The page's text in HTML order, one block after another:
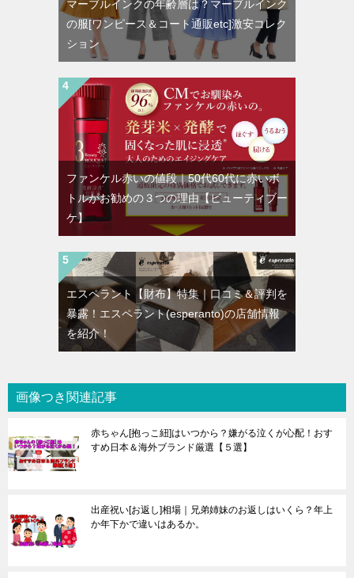
マーブルインクの年齢層は？マーブルインク
の服[ワンピース＆コート通販etc]激安コレク
ション
ファンケル赤いの値段｜50代60代に赤いボ
トルがお勧めの３つの理由【ビューティブー
ケ】
エスペラント【財布】特集｜口コミ＆評判を
暴露！エスペラント(esperanto)の店舗情報
を紹介！
画像つき関連記事
赤ちゃん[抱っこ紐]はいつから？嫌がる泣くが心配！おす
すめ日本＆海外ブランド厳選【５選】
出産祝い[お返し]相場｜兄弟姉妹のお返しはいくら？年上
か年下かで違いはあるか。